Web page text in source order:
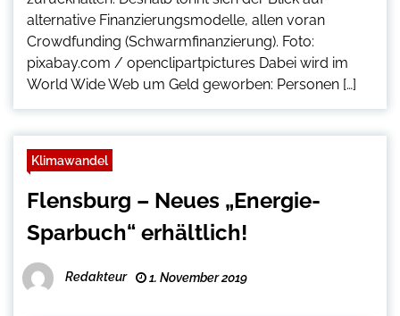
alternative Finanzierungsmodelle, allen voran
Crowdfunding (Schwarmfinanzierung). Foto:
pixabay.com / openclipartpictures Dabei wird im
World Wide Web um Geld geworben: Personen […]
Klimawandel
Flensburg – Neues „Energie-
Sparbuch“ erhältlich!
Redakteur 1. November 2019